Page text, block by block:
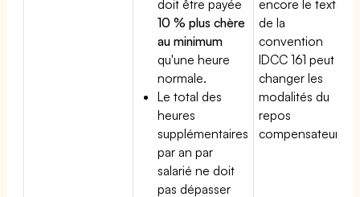
doit être payée
10 % plus chère
au minimum
qu'une heure
normale.
Le total des
heures
supplémentaires
par an par
salarié ne doit
pas dépasser
encore le texte
de la
convention
IDCC 161 peut
changer les
modalités du
repos
compensateur.